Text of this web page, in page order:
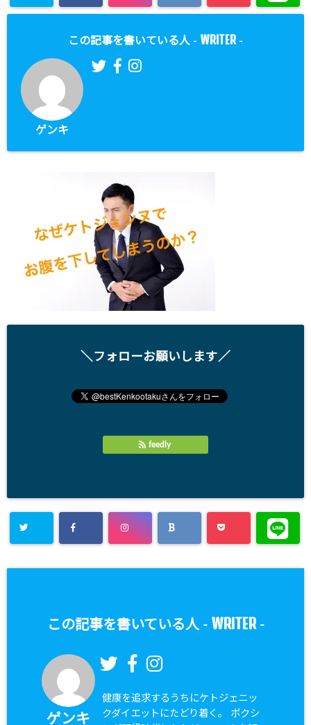
この記事を書いている人 - WRITER -
ゲンキ
＼フォローお願いします／
feedly
この記事を書いている人 - WRITER-
ゲンキ
健康を追求するうちにケトジェニッ
クダイエットにたどり着く。 ボクシ